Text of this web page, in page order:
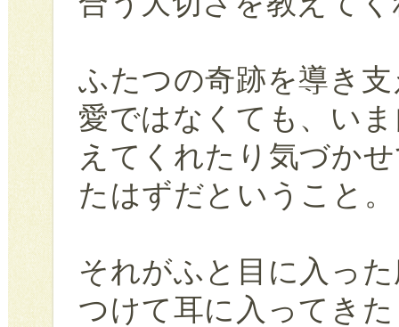
ふたつの奇跡を導き
愛ではなくても、い
えてくれたり気づか
たはずだということ。
それがふと目に入っ
つけて耳に入ってき